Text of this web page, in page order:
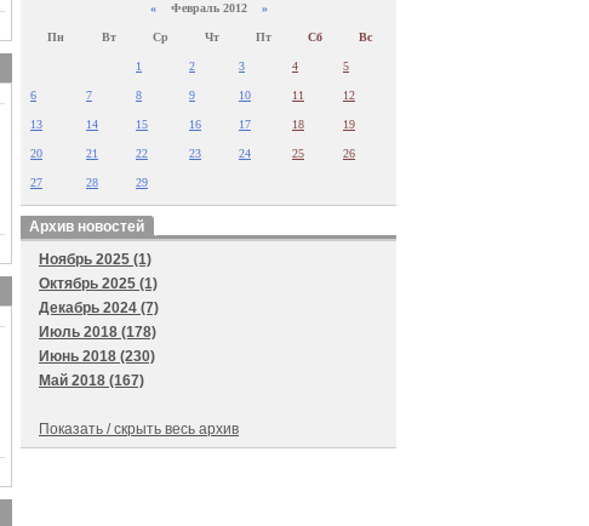
«Февраль 2012 »
Пн Вт Ср Чт Пт Сб Вс
1 2 3 4 5
6 7 8 9 10 11 12
13 14 15 16 17 18 19
20 21 22 23 24 25 26
27 28 29
Архив новостей
Ноябрь 2025 (1)
Октябрь 2025 (1)
Декабрь 2024 (7)
Июль 2018 (178)
Июнь 2018 (230)
Май 2018 (167)
Показать / скрыть весь архив